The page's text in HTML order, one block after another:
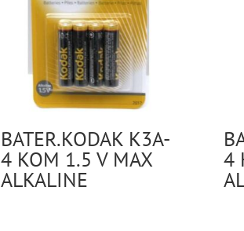
BATER.KODAK K3A-
4 KOM 1.5 V MAX
ALKALINE
4